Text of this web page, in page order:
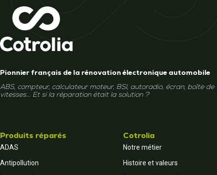
Pionnier français de la rénovation électronique automobile
ABS, compteur, calculateur moteur, BSI, autoradio, écran, boîte de
vitesses... Et si la réparation était la solution ?
Produits réparés
ADAS
Antipollution
Cotrolia
Notre métier
Histoire et valeurs